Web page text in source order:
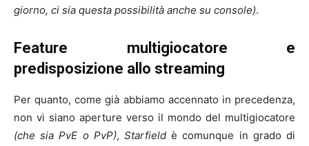
giorno, ci sia questa possibilità anche su console).
Feature multigiocatore e
predisposizione allo streaming
Per quanto, come già abbiamo accennato in precedenza,
non vi siano aperture verso il mondo del multigiocatore
(che sia PvE o PvP),Starfield è comunque in grado di